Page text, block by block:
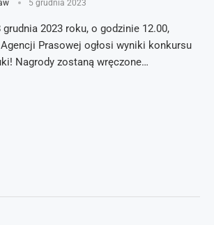
5 grudnia 2023
2023 roku, o godzinie 12.00,
Prasowej ogłosi wyniki konkursu
Nagrody zostaną wręczone…